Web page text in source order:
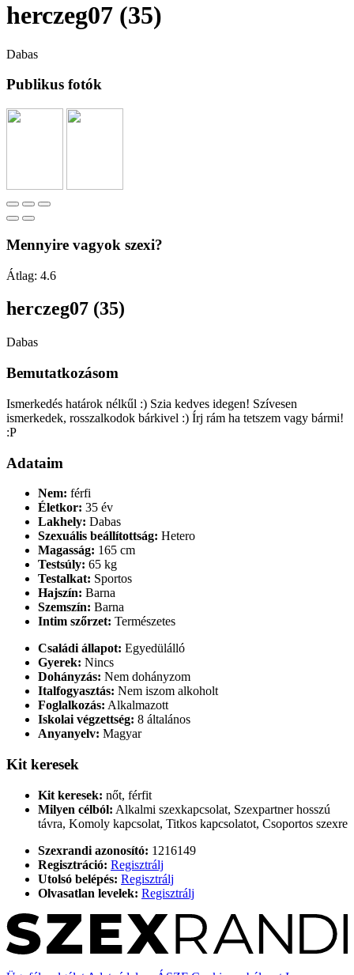
herczeg07 (35)
Dabas
Publikus fotók
Mennyire vagyok szexi?
Átlag: 4.6
herczeg07 (35)
Dabas
Bemutatkozásom
Ismerkedés határok nélkűl :) Szia kedves idegen! Szívesen
ismerkedek, rosszalkodok bárkivel :) Írj rám ha tetszem vagy bármi!
:P
Adataim
Nem: férfi
Életkor: 35 év
Lakhely: Dabas
Szexuális beállítottság: Hetero
Magasság: 165 cm
Testsúly: 65 kg
Testalkat: Sportos
Hajszín: Barna
Szemszín: Barna
Intim szőrzet: Természetes
Családi állapot: Egyedülálló
Gyerek: Nincs
Dohányzás: Nem dohányzom
Italfogyasztás: Nem iszom alkoholt
Foglalkozás: Alkalmazott
Iskolai végzettség: 8 általános
Anyanyelv: Magyar
Kit keresek
Kit keresek: nőt, férfit
Milyen célból: Alkalmi szexkapcsolat, Szexpartner hosszú
távra, Komoly kapcsolat, Titkos kapcsolatot, Csoportos szexre
Szexrandi azonosító: 1216149
Regisztráció: Regisztrálj
Utolsó belépés: Regisztrálj
Olvasatlan levelek: Regisztrálj